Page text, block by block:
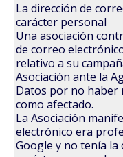
La dirección de
carácter personal
Una asociación
de correo
relativo a su
Asociación ante la
Datos por no haber
como afectado.
La Asociación
electrónico era
Google y no tenía la